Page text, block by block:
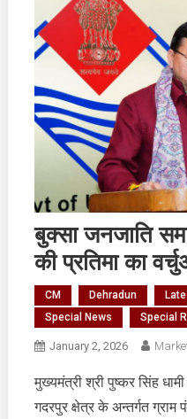
बुक्सा जनजाति
की प्रतिमा का
CM Dehradun
Special News
Special
January 2, 2026
मुख्यमंत्री श्री पुष्कर सिंह
गदरपुर क्षेत्र के अन्तर्गत ग्राम